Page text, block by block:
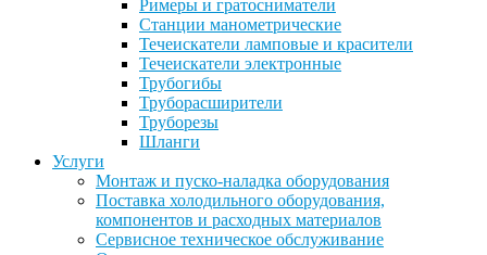
Римеры и гратосниматели
Станции манометрические
Течеискатели ламповые и красители
Течеискатели электронные
Трубогибы
Труборасширители
Труборезы
Шланги
Услуги
Монтаж и пуско-наладка оборудования
Поставка холодильного оборудования,
компонентов и расходных материалов
Сервисное техническое обслуживание